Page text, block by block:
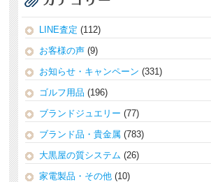
LINE査定 (112)
お客様の声 (9)
お知らせ・キャンペーン (331)
ゴルフ用品 (196)
ブランドジュエリー (77)
ブランド品・貴金属 (783)
大黒屋の質システム (26)
家電製品・その他 (10)